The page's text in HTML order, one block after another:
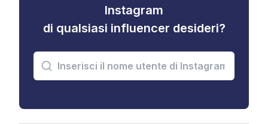
Instagram
di qualsiasi influencer desideri?